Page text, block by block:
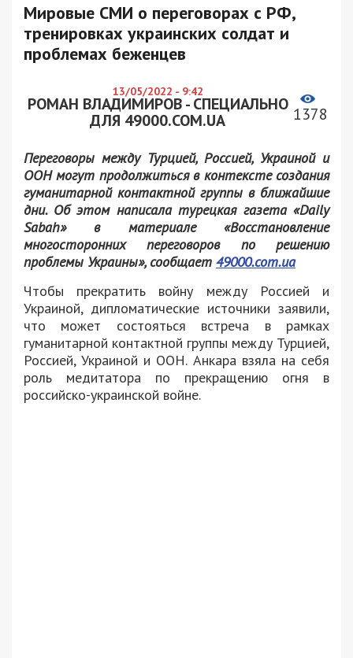
Мировые СМИ о переговорах с РФ,
тренировках украинских солдат и
проблемах беженцев
13/05/2022 - 9:42
РОМАН ВЛАДИМИРОВ - СПЕЦИАЛЬНО
ДЛЯ 49000.COM.UA
1378
Переговоры между Турцией, Россией, Украиной и
ООН могут продолжиться в контексте создания
гуманитарной контактной группы в ближайшие
дни. Об этом написала турецкая газета «Daily
Sabah» в материале «Восстановление
многосторонних переговоров по решению
проблемы Украины», сообщает 49000.com.ua
Чтобы прекратить войну между Россией и
Украиной, дипломатические источники заявили,
что может состояться встреча в рамках
гуманитарной контактной группы между Турцией,
Россией, Украиной и ООН. Анкара взяла на себя
роль медитатора по прекращению огня в
российско-украинской войне.